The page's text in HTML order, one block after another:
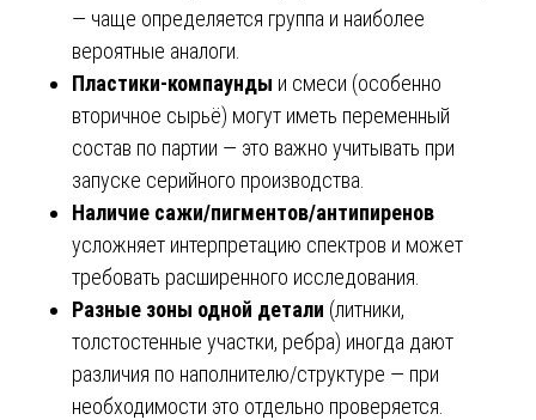
— чаще определяется группа и наиболее
вероятные аналоги.
Пластики-компаунды и смеси (особенно
вторичное сырьё) могут иметь переменный
состав по партии — это важно учитывать при
запуске серийного производства.
Наличие сажи/пигментов/антипиренов
усложняет интерпретацию спектров и может
требовать расширенного исследования.
Разные зоны одной детали (литники,
толстостенные участки, ребра) иногда дают
различия по наполнителю/структуре — при
необходимости это отдельно проверяется.